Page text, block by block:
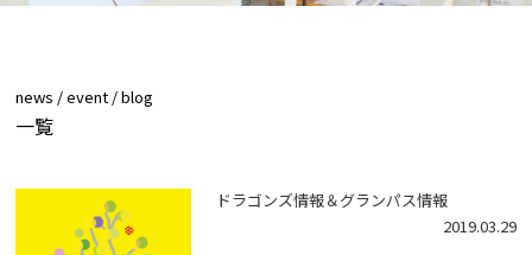
news / event / blog
一覧
ドラゴンズ情報＆グランパス情報
2019.03.29